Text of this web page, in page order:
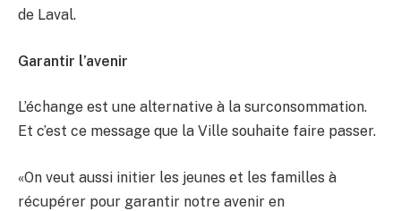
de Laval.
Garantir l’avenir
L’échange est une alternative à la surconsommation.
Et c’est ce message que la Ville souhaite faire passer.
«On veut aussi initier les jeunes et les familles à
récupérer pour garantir notre avenir en